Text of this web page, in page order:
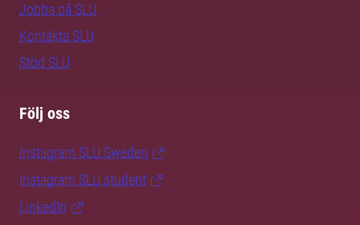
Jobba på SLU
Kontakta SLU
Stöd SLU
Följ oss
Instagram SLU.Sweden
Instagram SLU.student
LinkedIn